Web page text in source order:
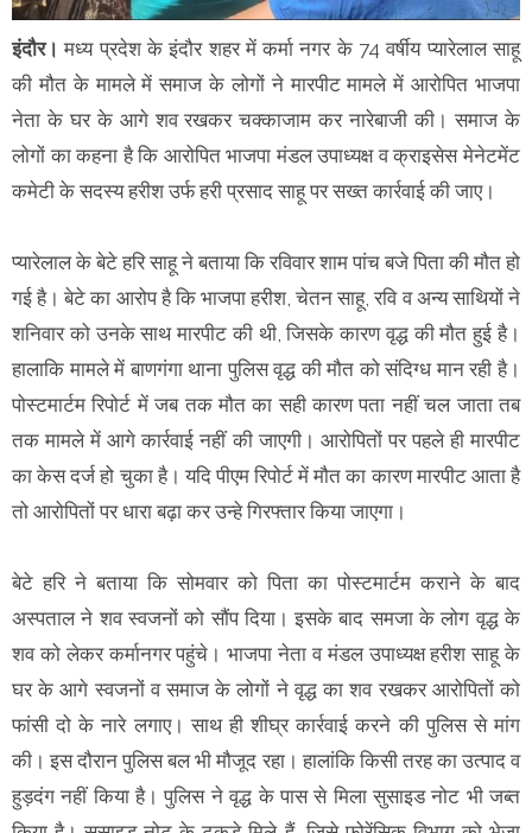
इंदौर। मध्य प्रदेश के इंदौर शहर में कर्मा नगर के 74 वर्षीय प्यारेलाल साहू
की मौत के मामले में समाज के लोगों ने मारपीट मामले में आरोपित भाजपा
नेता के घर के आगे शव रखकर चक्काजाम कर नारेबाजी की। समाज के
लोगों का कहना है कि आरोपित भाजपा मंडल उपाध्यक्ष व क्राइसेस मेनेटमेंट
कमेटी के सदस्य हरीश उर्फ हरी प्रसाद साहू पर सख्त कार्रवाई की जाए।
प्यारेलाल के बेटे हरि साहू ने बताया कि रविवार शाम पांच बजे पिता की मौत हो
गई है। बेटे का आरोप है कि भाजपा हरीश, चेतन साहू, रवि व अन्य साथियों ने
शनिवार को उनके साथ मारपीट की थी, जिसके कारण वृद्ध की मौत हुई है।
हालाकि मामले में बाणगंगा थाना पुलिस वृद्ध की मौत को संदिग्ध मान रही है।
पोस्टमार्टम रिपोर्ट में जब तक मौत का सही कारण पता नहीं चल जाता तब
तक मामले में आगे कार्रवाई नहीं की जाएगी। आरोपितों पर पहले ही मारपीट
का केस दर्ज हो चुका है। यदि पीएम रिपोर्ट में मौत का कारण मारपीट आता है
तो आरोपितों पर धारा बढ़ा कर उन्हे गिरफ्तार किया जाएगा।
बेटे हरि ने बताया कि सोमवार को पिता का पोस्टमार्टम कराने के बाद
अस्पताल ने शव स्वजनों को सौंप दिया। इसके बाद समजा के लोग वृद्ध के
शव को लेकर कर्मानगर पहुंचे। भाजपा नेता व मंडल उपाध्यक्ष हरीश साहू के
घर के आगे स्वजनों व समाज के लोगों ने वृद्ध का शव रखकर आरोपितों को
फांसी दो के नारे लगाए। साथ ही शीघ्र कार्रवाई करने की पुलिस से मांग
की। इस दौरान पुलिस बल भी मौजूद रहा। हालांकि किसी तरह का उत्पाद व
हुड़दंग नहीं किया है। पुलिस ने वृद्ध के पास से मिला सुसाइड नोट भी जब्त